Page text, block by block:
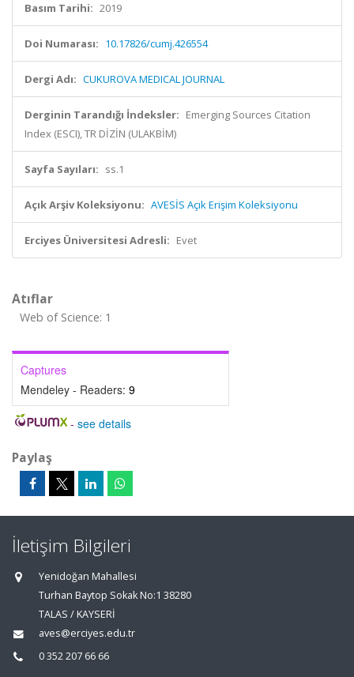
Basım Tarihi: 2019
Doi Numarası: 10.17826/cumj.426554
Dergi Adı: CUKUROVA MEDICAL JOURNAL
Derginin Tarandığı İndeksler: Emerging Sources Citation
Index (ESCI), TR DİZİN (ULAKBİM)
Sayfa Sayıları: ss.1
Açık Arşiv Koleksiyonu: AVESİS Açık Erişim Koleksiyonu
Erciyes Üniversitesi Adresli: Evet
Atıflar
Web of Science: 1
Captures
Mendeley - Readers: 9
- see details
Paylaş
İletişim Bilgileri
Yenidoğan Mahallesi
Turhan Baytop Sokak No:1 38280
TALAS / KAYSERİ
aves@erciyes.edu.tr
0 352 207 66 66